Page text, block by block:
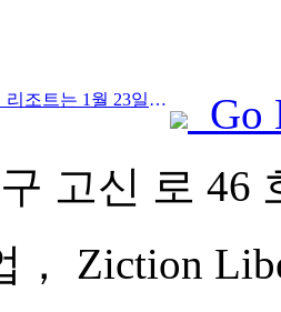
Prev:베이징 유니버설 리조트는 1월 23일부터 40일간 유니버설 중국 설날 이벤트를 개최합니다.
Go
고신 로 46
， Ziction